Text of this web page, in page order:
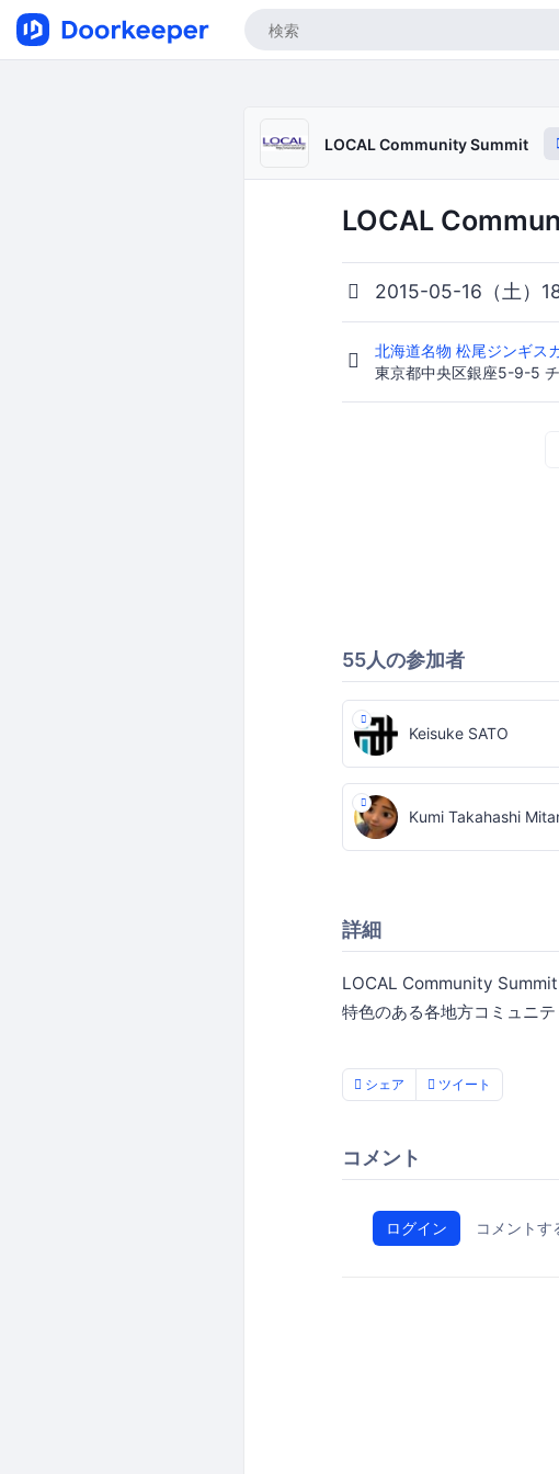
LOCAL Community Summit
LOCAL
2015-05-16（土）
北海道名物 松尾ジンギス
東京都中央区銀座5-9-5
55人の参加者
Keisuke SATO
Kumi Takahashi
詳細
LOCAL Community Summit
特色のある各地方コミュニ
シェア ツイート
コメント
ログイン コメントす